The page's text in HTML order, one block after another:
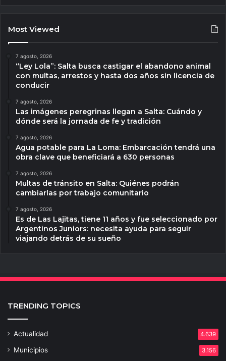
Most Viewed
7 agosto, 2026
“Ley Lola”: Salta busca castigar el abandono animal
con multas, arrestos y hasta dos años sin licencia de
conducir
7 agosto, 2026
Las imágenes peregrinas llegan a Salta: Cuándo y
dónde será la jornada de fe y tradición
7 agosto, 2026
Agua potable para La Loma: Embarcación tendrá una
obra clave que beneficiará a 630 personas
7 agosto, 2026
Multas de tránsito en Salta: Quiénes podrán
cambiarlas por trabajo comunitario
7 agosto, 2026
Es de Las Lajitas, tiene 11 años y fue seleccionado por
Argentinos Juniors: necesita ayuda para seguir
viajando detrás de su sueño
TRENDING TOPICS
Actualidad 4.639
Municipios 3.156